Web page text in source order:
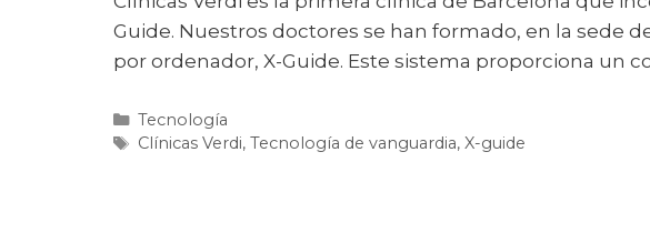
Guide. Nuestros doctores se han formado, en la sede
por ordenador, X-Guide. Este sistema proporciona un
Tecnología
Clínicas Verdi, Tecnología de vanguardia, X-guide